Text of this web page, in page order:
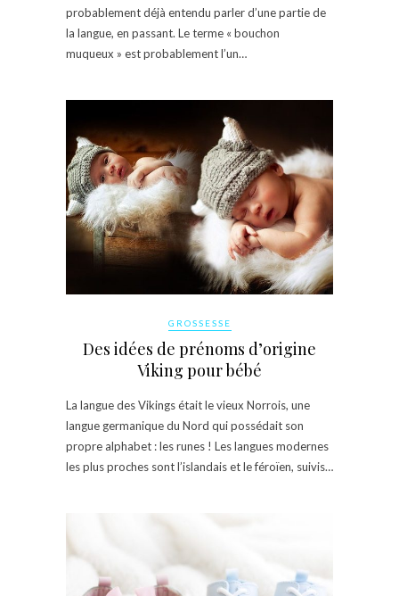
probablement déjà entendu parler d’une partie de
la langue, en passant. Le terme « bouchon
muqueux » est probablement l’un…
GROSSESSE
Des idées de prénoms d’origine
Viking pour bébé
La langue des Vikings était le vieux Norrois, une
langue germanique du Nord qui possédait son
propre alphabet : les runes ! Les langues modernes
les plus proches sont l’islandais et le féroïen, suivis…